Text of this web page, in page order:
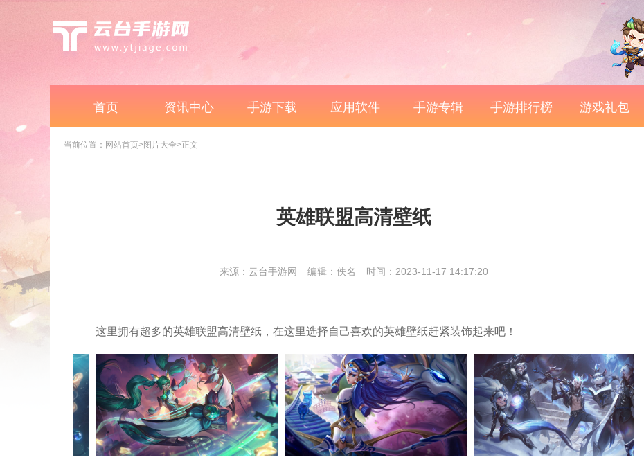
首页 资讯中心 手游下载 应用软件 手游专辑 手游排行榜 游戏礼包
当前位置： 网站首页>图片大全>正文
英雄联盟高清壁纸
来源：云台手游网 编辑：佚名 时间：2023-11-17 14:17:20
这里拥有超多的英雄联盟高清壁纸，在这里选择自己喜欢的英雄壁纸赶紧装饰起来吧！